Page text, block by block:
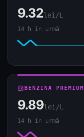
9.32lei/L
14 h în urmă
local_gas_stationBENZINA PREMIUM
9.89lei/L
14 h în urmă